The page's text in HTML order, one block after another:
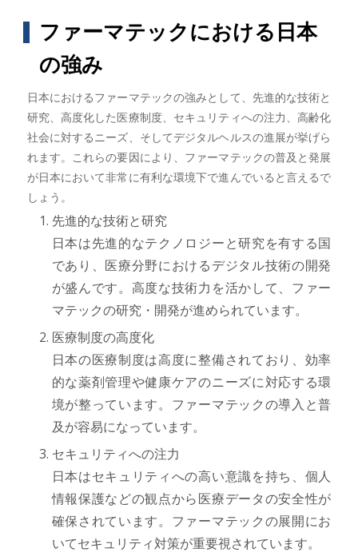
ファーマテックにおける日本
の強み
日本におけるファーマテックの強みとして、先進的な技術と
研究、高度化した医療制度、セキュリティへの注力、高齢化
社会に対するニーズ、そしてデジタルヘルスの進展が挙げら
れます。これらの要因により、ファーマテックの普及と発展
が日本において非常に有利な環境下で進んでいると言えるで
しょう。
先進的な技術と研究
日本は先進的なテクノロジーと研究を有する国
であり、医療分野におけるデジタル技術の開発
が盛んです。高度な技術力を活かして、ファー
マテックの研究・開発が進められています。
医療制度の高度化
日本の医療制度は高度に整備されており、効率
的な薬剤管理や健康ケアのニーズに対応する環
境が整っています。ファーマテックの導入と普
及が容易になっています。
セキュリティへの注力
日本はセキュリティへの高い意識を持ち、個人
情報保護などの観点から医療データの安全性が
確保されています。ファーマテックの展開にお
いてセキュリティ対策が重要視されています。